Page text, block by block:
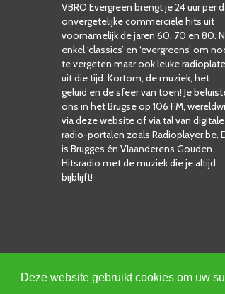
Deze website gebruikt cookies om uw
VBRO Evergreen brengt je 24 uur per
onvergetelijke commerciële hits uit
voornamelijk de jaren 60, 70 en 80.
enkel ‘classics’ en ‘evergreens’ om
te vergeten maar ook leuke
uit die tijd. Kortom, de muziek, het
geluid en de sfeer van toen! Je
ons in het Brugse op 106 FM,
via deze website of via tal van digitale
radio-portalen zoals Radioplayer.be.
is Brugges én Vlaanderens Gouden
Hitsradio met de muziek die je altijd
bijblijft!